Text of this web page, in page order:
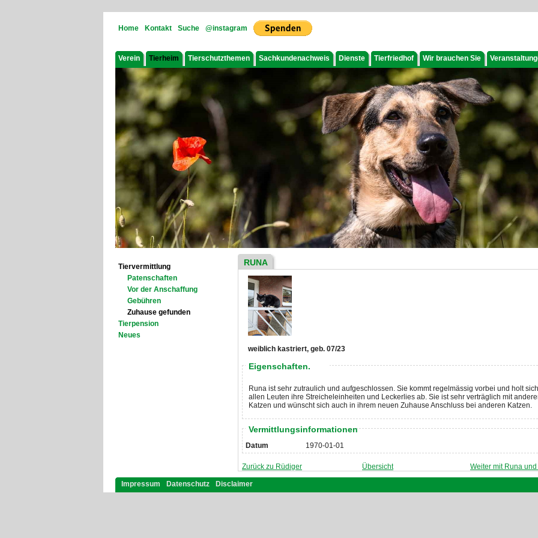
Home Kontakt Suche @instagram
Verein Tierheim Tierschutzthemen Sachkundenachweis Dienste Tierfriedhof Wir brauchen Sie
Tiervermittlung
Patenschaften
Vor der Anschaffung
Gebühren
Zuhause gefunden
Tierpension
Neues
RUNA
weiblich kastriert, geb. 07/23
Eigenschaften.
Runa ist sehr zutraulich und aufgeschlossen. Sie kommt regelmässig vorbei und holt
allen Leuten ihre Streicheleinheiten und Leckerlies ab. Sie ist sehr verträglich mit
Katzen und wünscht sich auch in ihrem neuen Zuhause Anschluss bei anderen Katzen.
Vermittlungsinformationen
Datum 1970-01-01
Zurück zu Rüdiger Übersicht Weiter mit Runa
Impressum Datenschutz Disclaimer